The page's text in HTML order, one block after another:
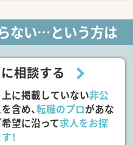
ない…という方は
相談する
に掲載していない非公
を含め、転職のプロがあな
望に沿って求人をお探
！